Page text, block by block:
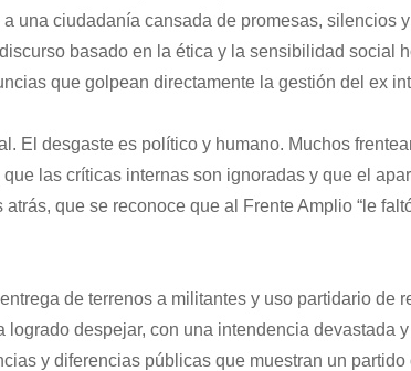
una ciudadanía cansada de promesas, silencios
basado en la ética y la sensibilidad social
que golpean directamente la gestión del ex
El desgaste es político y humano. Muchos
las críticas internas son ignoradas y que el
que se reconoce que al Frente Amplio “le
de terrenos a militantes y uso partidario de
despejar, con una intendencia devastada
y diferencias públicas que muestran un